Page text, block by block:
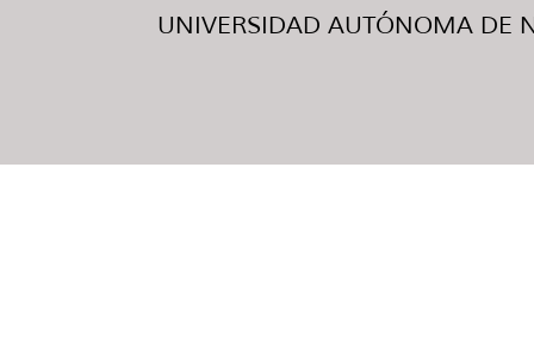
UNIVERSIDAD AUTÓNOMA DE